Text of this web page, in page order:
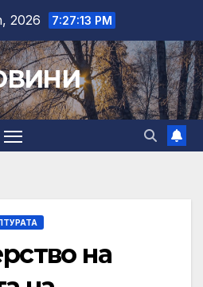
2026 7:27:14 PM
на